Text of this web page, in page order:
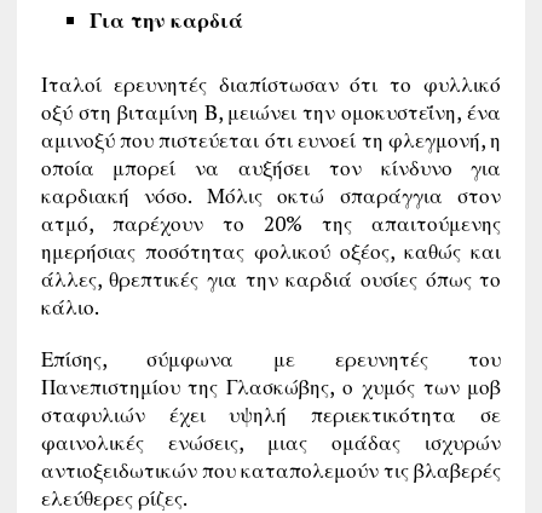
Για την καρδιά
Ιταλοί ερευνητές διαπίστωσαν ότι το φυλλικό
οξύ στη βιταμίνη Β, μειώνει την ομοκυστεΐνη, ένα
αμινοξύ που πιστεύεται ότι ευνοεί τη φλεγμονή, η
οποία μπορεί να αυξήσει τον κίνδυνο για
καρδιακή νόσο. Μόλις οκτώ σπαράγγια στον
ατμό, παρέχουν το 20% της απαιτούμενης
ημερήσιας ποσότητας φολικού οξέος, καθώς και
άλλες, θρεπτικές για την καρδιά ουσίες όπως το
κάλιο.
Επίσης, σύμφωνα με ερευνητές του
Πανεπιστημίου της Γλασκώβης, ο χυμός των μοβ
σταφυλιών έχει υψηλή περιεκτικότητα σε
φαινολικές ενώσεις, μιας ομάδας ισχυρών
αντιοξειδωτικών που καταπολεμούν τις βλαβερές
ελεύθερες ρίζες.